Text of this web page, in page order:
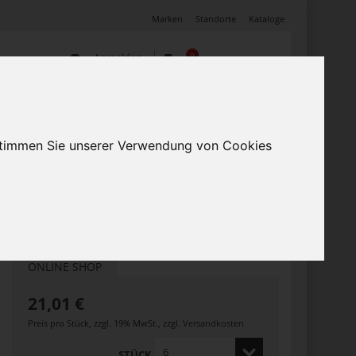
Sie unserer Verwendung von Cookies
Marken Standorte Kataloge
Anmelden
0
ONLINE SHOP
21,01 €
Preis pro Stück, zzgl. 19% MwSt., zzgl. Versandkosten